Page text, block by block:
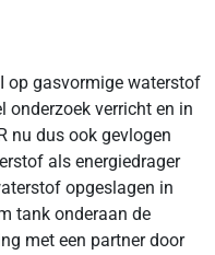
op gasvormige waterstof
onderzoek verricht en in
nu dus ook gevlogen
als energiedrager
opgeslagen in
tank onderaan de
met een partner door